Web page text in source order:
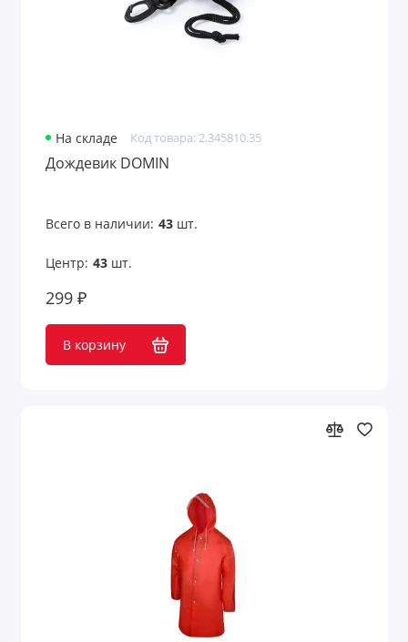
На складе Код товара: 2.345810.35
Дождевик DOMIN
Всего в наличии: 43шт.
Центр: 43шт.
299 ₽
В корзину